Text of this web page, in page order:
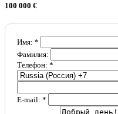
100 000 €
Имя: *
Фамилия:
Телефон: *
E-mail: *